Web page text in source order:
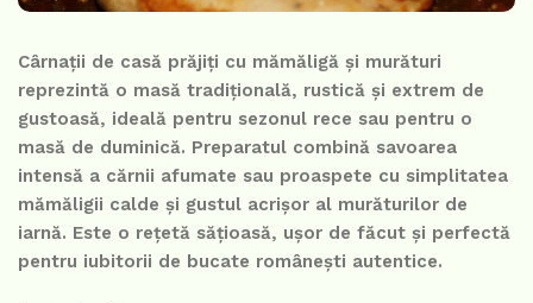
Cârnații de casă prăjiți cu mămăligă și murături
reprezintă o masă tradițională, rustică și extrem de
gustoasă, ideală pentru sezonul rece sau pentru o
masă de duminică. Preparatul combină savoarea
intensă a cărnii afumate sau proaspete cu simplitatea
mămăligii calde și gustul acrișor al murăturilor de
iarnă. Este o rețetă sățioasă, ușor de făcut și perfectă
pentru iubitorii de bucate românești autentice.